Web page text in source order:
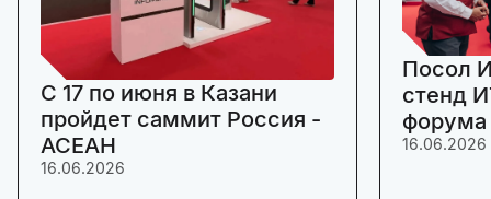
C 17 по июня в Казани
пройдет саммит Россия -
АСЕАН
16.06.2026
Посол
стенд
16.06.2026